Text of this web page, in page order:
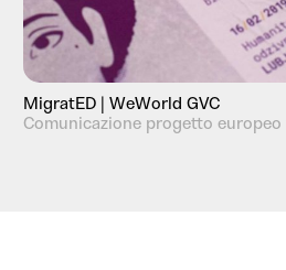
MigratED | WeWorld GVC
Comunicazione progetto